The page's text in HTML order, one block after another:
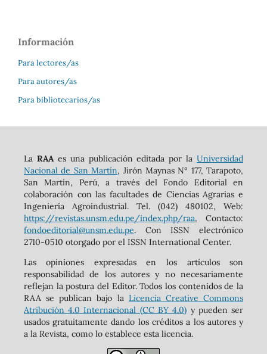
Información
Para lectores/as
Para autores/as
Para bibliotecarios/as
La RAAes una publicación editada por laUniversidad
Nacional de San Martín, Jirón Maynas N° 177, Tarapoto,
San Martín, Perú, a través del Fondo Editorial en
colaboración con las facultades de Ciencias Agrarias e
Ingeniería Agroindustrial. Tel. (042) 480102, Web:
https://revistas.unsm.edu.pe/index.php/raa, Contacto:
fondoeditorial@unsm.edu.pe. Con ISSN electrónico
2710-0510 otorgado por el ISSN International Center.
Las opiniones expresadas en los artículos son
responsabilidad de los autores y no necesariamente
reflejan la postura del Editor. Todos los contenidos de la
RAA se publican bajo la Licencia Creative Commons
Atribución 4.0 Internacional (CC BY 4.0) y pueden ser
usados gratuitamente dando los créditos a los autores y
a la Revista, como lo establece esta licencia.